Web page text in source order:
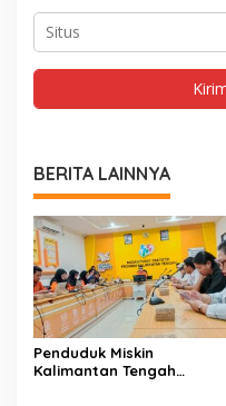
BERITA LAINNYA
Penduduk Miskin
Kalimantan Tengah